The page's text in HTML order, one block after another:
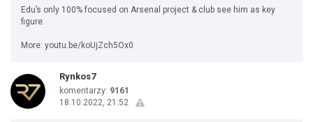
Edu’s only 100% focused on Arsenal project & club see him as key
figure.
More: youtu.be/koUjZch5Ox0
Rynkos7
komentarzy: 9161
18.10.2022, 21:52